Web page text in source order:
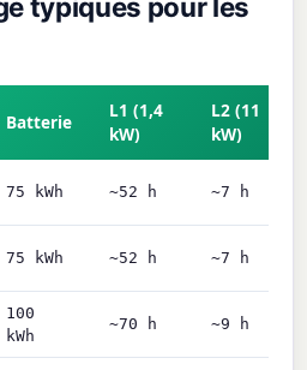
typiques pour les
Batterie
L1 (1,4
kW)
L2 (11
kW)
75 kWh ~52 h ~7 h
75 kWh ~52 h ~7 h
100
kWh
~70 h ~9 h